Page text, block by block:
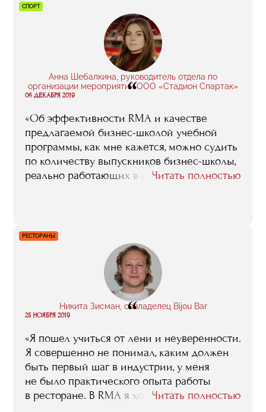
SMM и интернет-маркетингу, хотя у меня
уже был большой опыт в этих
направлениях. Вообще, даже то, что во
время обучения казалось чем-то
бесполезным, сейчас я применяю».
СПОРТ
Анна Шебалкина, руководитель отдела по
организации мероприятий ООО «Стадион Спартак»
“
06 ДЕКАБРЯ 2019
«Об эффективности RMA и качестве
предлагаемой бизнес-школой учебной
программы, как мне кажется, можно судить
по количеству выпускников бизнес-школы,
реально работающих в индустрии спорта.
достаточно ярким примером того, как учеба
в бизнес-школе, естественно,
подогреваемая большой мечтой и
помноженная на большой труд, помогает
достичь желанной цели».
Читать полностью
РЕСТОРАНЫ
Никита Зисман, совладелец Bijou Bar
“
25 НОЯБРЯ 2019
«Я пошел учиться от лени и неуверенности.
Я совершенно не понимал, каким должен
быть первый шаг в индустрии, у меня
не было практического опыта работы
в ресторане. В RMA я хотел найти ответы,
Читать полностью